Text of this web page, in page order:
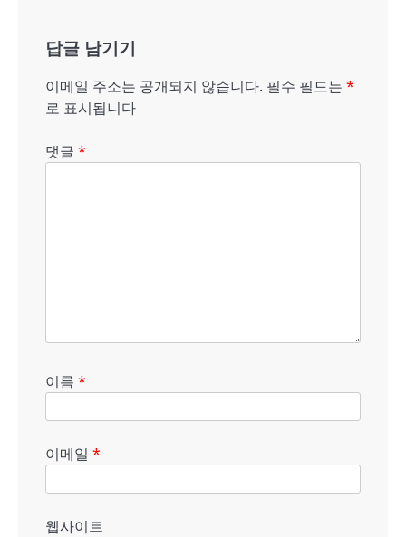
답글 남기기
이메일 주소는 공개되지 않습니다. 필수 필드는 *
로 표시됩니다
댓글 *
이름 *
이메일 *
웹사이트